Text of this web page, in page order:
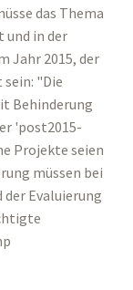
das Thema
und in der
Jahr 2015, der
"Die
Behinderung
'post2015-
Projekte seien
müssen bei
Evaluierung